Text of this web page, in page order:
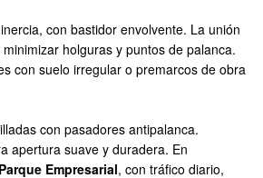
con bastidor envolvente. La unión
holguras y puntos de palanca.
con suelo irregular o premarcos de obra
con pasadores antipalanca.
apertura suave y duradera. En
Parque Empresarial, con tráfico diario,